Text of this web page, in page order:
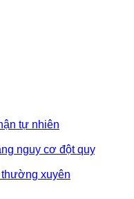
tự nhiên
nguy cơ đột quỵ
xuyên